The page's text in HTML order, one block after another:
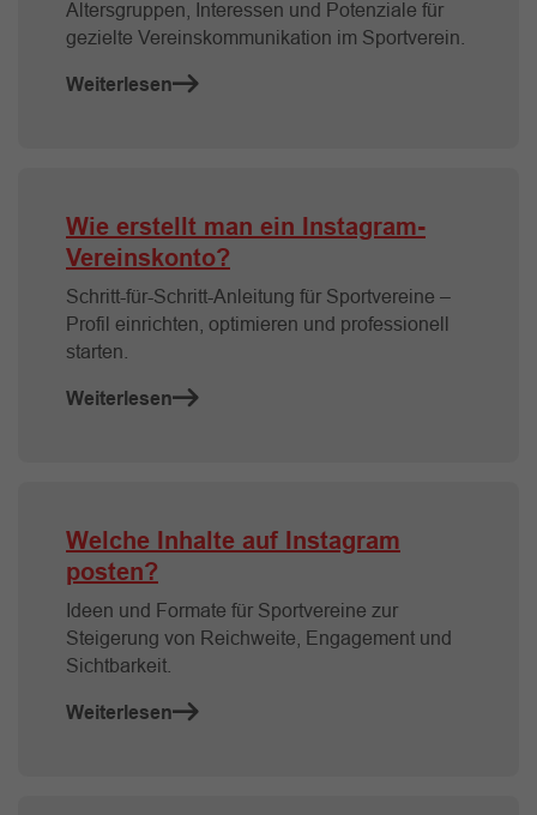
Altersgruppen, Interessen und Potenziale für
gezielte Vereinskommunikation im Sportverein.
Weiterlesen
Wie erstellt man ein Instagram-
Vereinskonto?
Schritt-für-Schritt-Anleitung für Sportvereine –
Profil einrichten, optimieren und professionell
starten.
Weiterlesen
Welche Inhalte auf Instagram
posten?
Ideen und Formate für Sportvereine zur
Steigerung von Reichweite, Engagement und
Sichtbarkeit.
Weiterlesen